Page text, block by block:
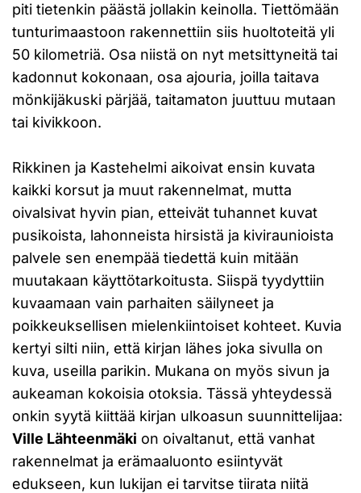
piti tietenkin päästä jollakin keinolla. Tiettömään
tunturimaastoon rakennettiin siis huoltoteitä yli
50 kilometriä. Osa niistä on nyt metsittyneitä tai
kadonnut kokonaan, osa ajouria, joilla taitava
mönkijäkuski pärjää, taitamaton juuttuu mutaan
tai kivikkoon.
Rikkinen ja Kastehelmi aikoivat ensin kuvata
kaikki korsut ja muut rakennelmat, mutta
oivalsivat hyvin pian, etteivät tuhannet kuvat
pusikoista, lahonneista hirsistä ja kiviraunioista
palvele sen enempää tiedettä kuin mitään
muutakaan käyttötarkoitusta. Siispä tyydyttiin
kuvaamaan vain parhaiten säilyneet ja
poikkeuksellisen mielenkiintoiset kohteet. Kuvia
kertyi silti niin, että kirjan lähes joka sivulla on
kuva, useilla parikin. Mukana on myös sivun ja
aukeaman kokoisia otoksia. Tässä yhteydessä
onkin syytä kiittää kirjan ulkoasun suunnittelijaa:
Ville Lähteenmäki on oivaltanut, että vanhat
rakennelmat ja erämaaluonto esiintyvät
edukseen, kun lukijan ei tarvitse tiirata niitä